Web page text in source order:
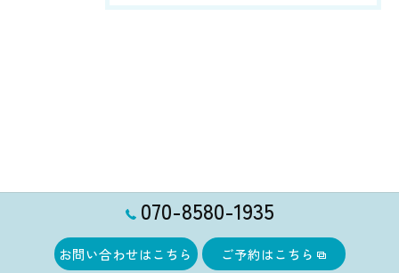
070-8580-1935
お問い合わせはこちら ご予約はこちら